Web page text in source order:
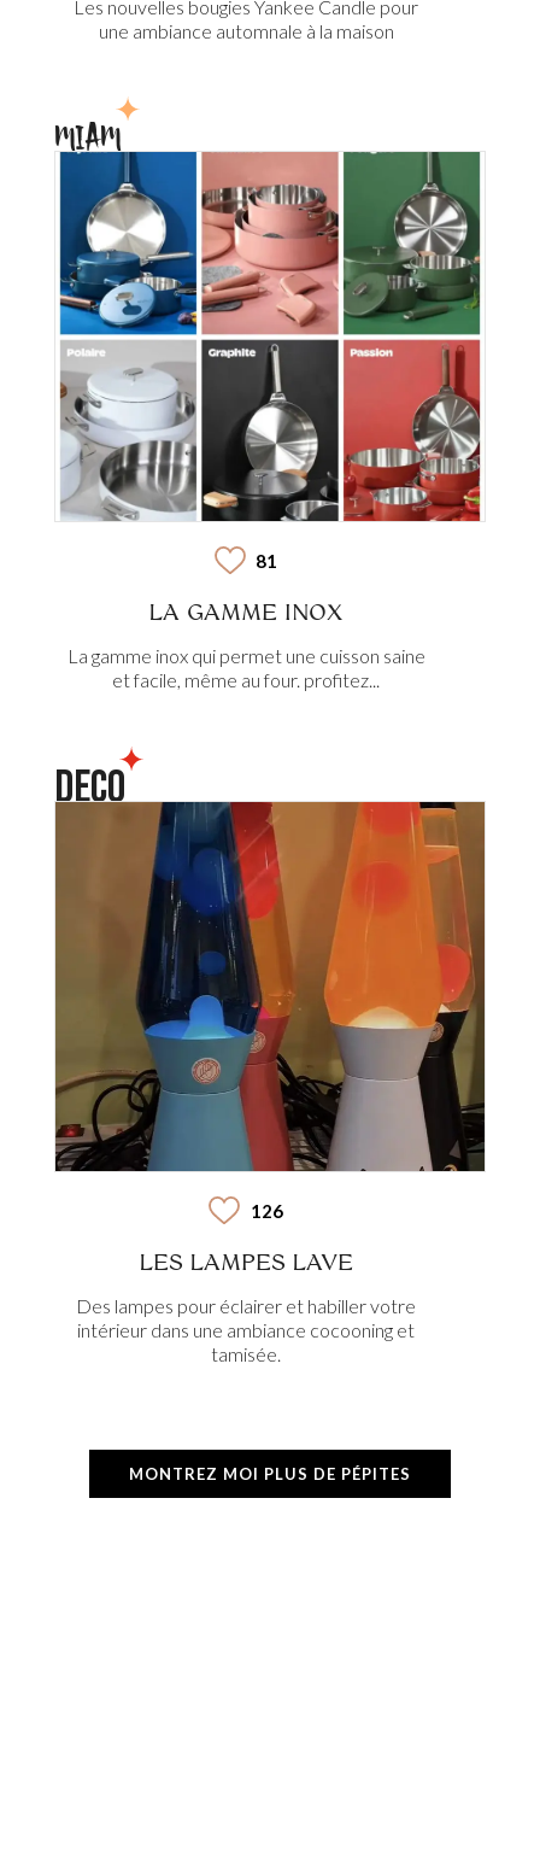
Les nouvelles bougies Yankee Candle pour
une ambiance automnale à la maison
MIAM
81
LA GAMME INOX
La gamme inox qui permet une cuisson saine
et facile, même au four. profitez...
DECO
126
LES LAMPES LAVE
Des lampes pour éclairer et habiller votre
intérieur dans une ambiance cocooning et
tamisée.
MONTREZ MOI PLUS DE PÉPITES